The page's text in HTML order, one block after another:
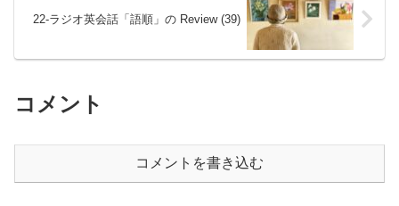
22-ラジオ英会話「語順」の Review (39)
コメント
コメントを書き込む